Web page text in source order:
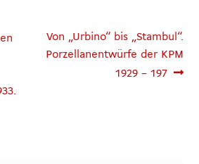
Nächster
Beitrag:
Von „Urbino“ bis „Stambul“.
Porzellanentwürfe der KPM
1929 – 197